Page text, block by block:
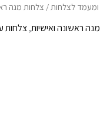
ומעמד לצלחות/ צלחות מנה
ראשונה ואישיות,צלחות